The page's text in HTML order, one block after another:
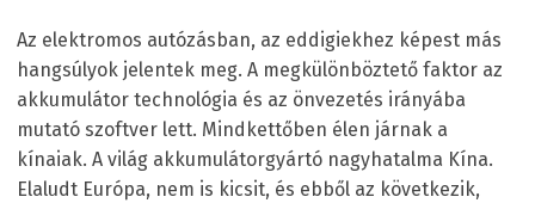
Az elektromos autózásban, az eddigiekhez képest más
hangsúlyok jelentek meg. A megkülönböztető faktor az
akkumulátor technológia és az önvezetés irányába
mutató szoftver lett. Mindkettőben élen járnak a
kínaiak. A világ akkumulátorgyártó nagyhatalma Kína.
Elaludt Európa, nem is kicsit, és ebből az következik,